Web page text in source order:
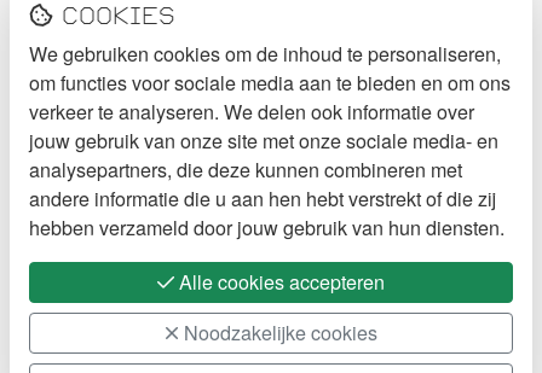
De Kurk tickets
Jazzcafé Bebop tickets
VOLG STECK
Instagram
Facebook
Cookies
We gebruiken cookies om de inhoud te personaliseren,
om functies voor sociale media aan te bieden en om ons
verkeer te analyseren. We delen ook informatie over
jouw gebruik van onze site met onze sociale media- en
analysepartners, die deze kunnen combineren met
andere informatie die u aan hen hebt verstrekt of die zij
hebben verzameld door jouw gebruik van hun diensten.
Alle cookies accepteren
Noodzakelijke cookies